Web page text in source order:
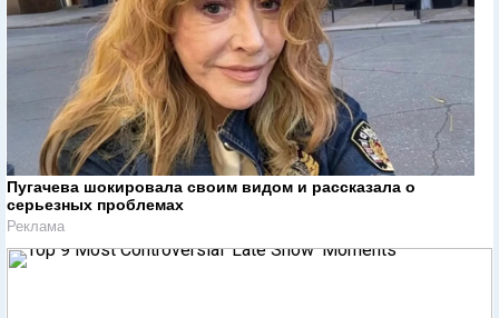
Пугачева шокировала своим видом и рассказала о
серьезных проблемах
Реклама